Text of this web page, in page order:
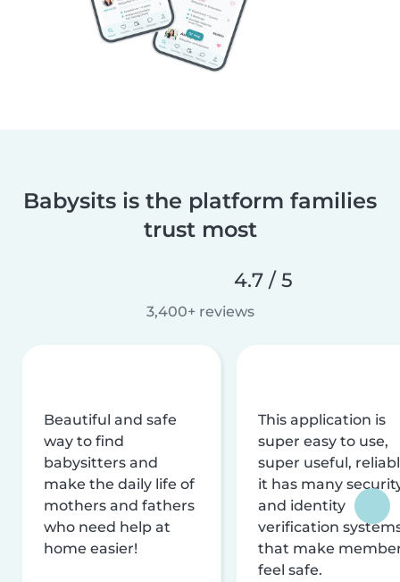
Babysits is the platform families
trust most
4.7 / 5
3,400+ reviews
Beautiful and safe
way to find
babysitters and
make the daily life of
mothers and fathers
who need help at
home easier!
This application is
super easy to use,
super useful,
it has many
and identity
verification
that make
feel safe.